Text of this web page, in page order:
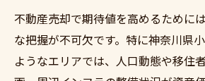
不動産売却で期待値を高めるために
な把握が不可欠です。特に神奈川県
ようなエリアでは、人口動態や移住